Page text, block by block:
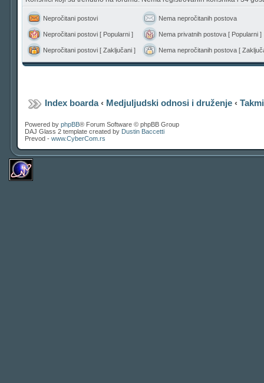
Nepročitani postovi Nema nepročitanih postova
Nepročitani postovi [ Popularni ] Nema privatnih postova [ Popularni ]
Nepročitani postovi [ Zaključani ] Nema nepročitanih postova [
Index boarda‹ Medjuljudski odnosi i druženje ‹
Powered by phpBB® Forum Software © phpBB Group
DAJ Glass 2 template created by Dustin Baccetti
Prevod - www.CyberCom.rs